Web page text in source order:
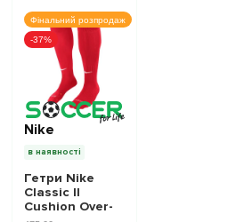
Фінальний розпродаж
-37%
Nike
в наявності
Гетри Nike
Classic II
Cushion Over-